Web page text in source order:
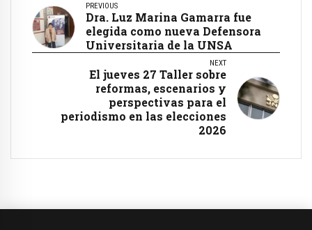
PREVIOUS
Dra. Luz Marina Gamarra fue
elegida como nueva Defensora
Universitaria de la UNSA
NEXT
El jueves 27 Taller sobre
reformas, escenarios y
perspectivas para el
periodismo en las elecciones
2026